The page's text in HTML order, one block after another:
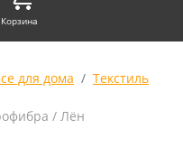
Корзина
для дома
Текстиль
/ Лён